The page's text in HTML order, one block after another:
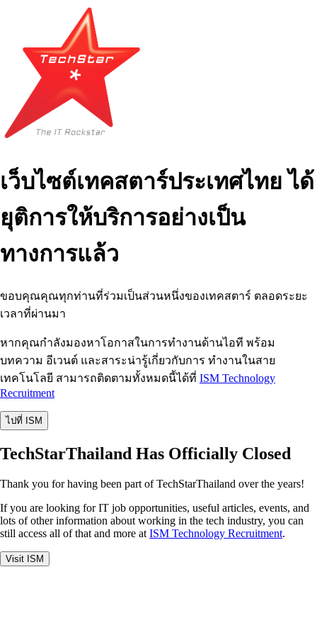
เว็บไซต์เทคสตาร์ประเทศไทย ได้
ยุติการให้บริการอย่างเป็น
ทางการแล้ว
ขอบคุณคุณทุกท่านที่ร่วมเป็นส่วนหนึ่งของเทคสตาร์ ตลอดระยะ
เวลาที่ผ่านมา
หากคุณกำลังมองหาโอกาสในการทำงานด้านไอที พร้อม
บทความ อีเวนต์ และสาระน่ารู้เกี่ยวกับการ ทำงานในสาย
เทคโนโลยี สามารถติดตามทั้งหมดนี้ได้ที่ ISM Technology
Recruitment
ไปที่ ISM
TechStarThailand Has Officially Closed
Thank you for having been part of TechStarThailand over the years!
If you are looking for IT job opportunities, useful articles, events, and
lots of other information about working in the tech industry, you can
still access all of that and more at ISM Technology Recruitment.
Visit ISM